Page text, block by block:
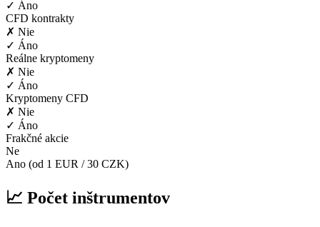
✓ Áno
CFD kontrakty
✗ Nie
✓ Áno
Reálne kryptomeny
✗ Nie
✓ Áno
Kryptomeny CFD
✗ Nie
✓ Áno
Frakčné akcie
Ne
Ano (od 1 EUR / 30 CZK)
📈 Počet inštrumentov